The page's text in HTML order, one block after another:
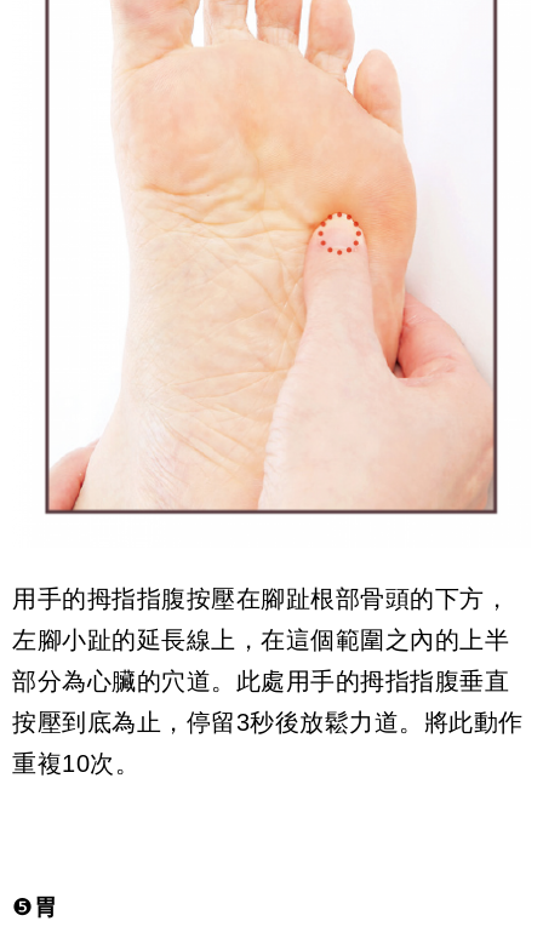
用手的拇指指腹按壓在腳趾根部骨頭的下方，
左腳小趾的延長線上，在這個範圍之內的上半
部分為心臟的穴道。此處用手的拇指指腹垂直
按壓到底為止，停留3秒後放鬆力道。將此動作
重複10次。
❺胃